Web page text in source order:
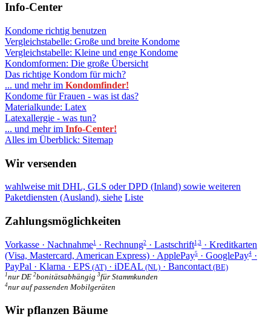
Info-Center
Kondome richtig benutzen
Vergleichstabelle: Große und breite Kondome
Vergleichstabelle: Kleine und enge Kondome
Kondomformen: Die große Übersicht
Das richtige Kondom für mich?
... und mehr im Kondomfinder!
Kondome für Frauen - was ist das?
Materialkunde: Latex
Latexallergie - was tun?
... und mehr im Info-Center!
Alles im Überblick: Sitemap
Wir versenden
wahlweise mit DHL, GLS oder DPD (Inland) sowie weiteren
Paketdiensten (Ausland), siehe Liste
Zahlungsmöglichkeiten
Vorkasse · Nachnahme1 · Rechnung2 · Lastschrift1,3 · Kreditkarten
(Visa, Mastercard, American Express) · ApplePay5 · GooglePay4 ·
PayPal · Klarna · EPS (AT) · iDEAL (NL) · Bancontact (BE)
1nur DE 2bonitätsabhängig 3für Stammkunden
4nur auf passenden Mobilgeräten
Wir pflanzen Bäume